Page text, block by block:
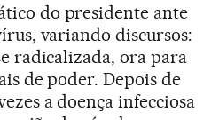
do presidente ante
variando discursos:
radicalizada, ora para
de poder. Depois de
a doença infecciosa